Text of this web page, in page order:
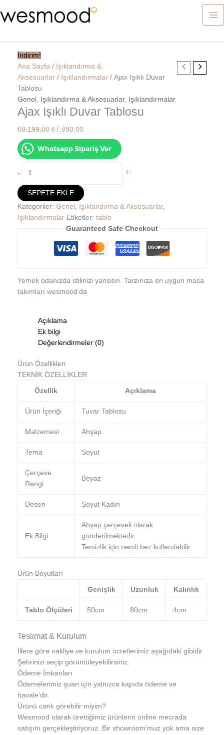
atla
İndirim!
Ana Sayfa / Işıklandırma &
Aksesuarlar / Işıklandırmalar / Ajax Işıklı Duvar
Tablosu
Genel , Işıklandırma & Aksesuarlar, Işıklandırmalar
Ajax Işıklı Duvar Tablosu
₺8.199,00
Orijinal
fiyat:
₺7.990,00
Şu
andaki
₺7.990,00.
Whatsapp Sipariş Ver
-
Ajax
Işıklı
Duvar
Tablosu
adet
+
SEPETE EKLE
Kategoriler: Genel Işıklandırma & Aksesuarlar,
Işıklandırmalar Etiketler: tablo
Guaranteed Safe Checkout
Yemek odanızda stilinizi yansıtın. Tarzınıza en uygun masa
takımları wesmood’da
Açıklama
Ek bilgi
Değerlendirmeler (0)
Ürün Özellikleri
TEKNİK ÖZELLİKLER
Özellik Açıklama
Ürün İçeriği Tuvar Tablosu
Malzemesi Ahşap
Tema Soyut
Çerçeve
Rengi
Beyaz
Desen Soyut Kadın
Ek Bilgi
Ahşap çerçeveli olarak
gönderilmektedir.
Temizlik için nemli bez kullanılabilir.
Ürün Boyutları
Genişlik Uzunluk Kalınlık
Tablo Ölçüleri 50cm 80cm 4cm
Teslimat & Kurulum
İllere göre nakliye ve kurulum ücretlerimiz aşağıdaki gibidir
Şehrinizi seçip görüntüleyebilirsiniz.
Ödeme İmkanları
Ödemelerimiz şuan için yalnızca kapıda ödeme ve
havale’dir.
Ürünü canlı görebilir miyim?
Wesmood olarak ürettiğimiz ürünlerin online mecrada
satışını gerçekleştiriyoruz. Bir showroom’muz yok ama size